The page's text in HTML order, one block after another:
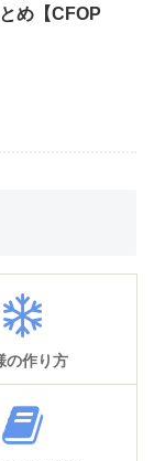
め【CFOP
の作り方